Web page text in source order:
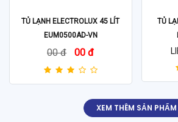
TỦ LẠNH ELECTROLUX 45 LÍT
EUM0500AD-VN
00 đ 00 đ
TỦ
XEM THÊM SẢN PHẨM